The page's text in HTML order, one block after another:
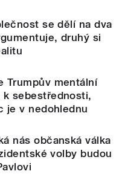
se dělí na dva
druhý si
Trumpův mentální
k sebestřednosti,
je v nedohlednu
nás občanská válka
volby budou